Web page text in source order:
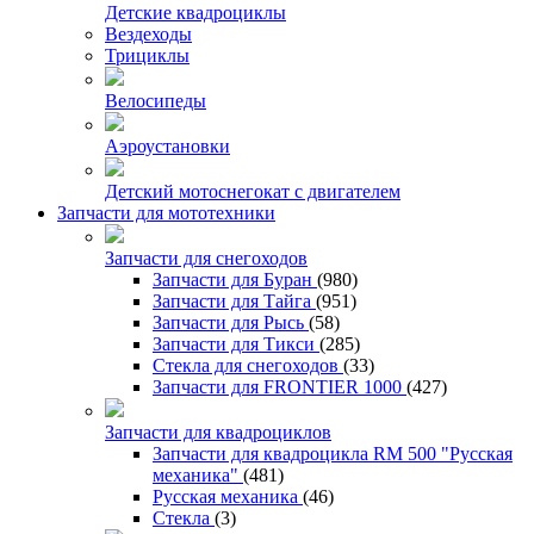
Детские квадроциклы
Вездеходы
Трициклы
Велосипеды
Аэроустановки
Детский мотоснегокат с двигателем
Запчасти для мототехники
Запчасти для снегоходов
Запчасти для Буран (980)
Запчасти для Тайга (951)
Запчасти для Рысь (58)
Запчасти для Тикси (285)
Стекла для снегоходов (33)
Запчасти для FRONTIER 1000 (427)
Запчасти для квадроциклов
Запчасти для квадроцикла RM 500 "Русская
механика" (481)
Русская механика (46)
Стекла (3)